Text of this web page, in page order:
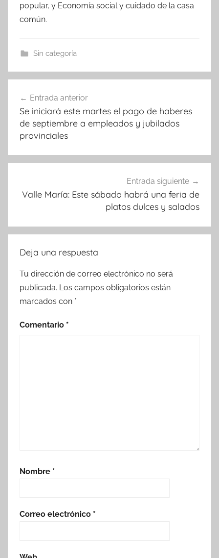
popular, y Economía social y cuidado de la casa
común.
Sin categoría
de
entradas
Entrada anterior
Se iniciará este martes el pago de haberes
de septiembre a empleados y jubilados
provinciales
Entrada siguiente
Valle María: Este sábado habrá una feria de
platos dulces y salados
Deja una respuesta
Tu dirección de correo electrónico no será
publicada. Los campos obligatorios están
marcados con *
Comentario *
Nombre *
Correo electrónico *